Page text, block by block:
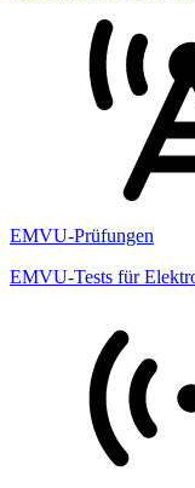
EMVU-Prüfungen
EMVU-Tests für